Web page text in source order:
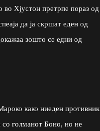
во Хјустон претрпе пораз од
да ја скршат еден од
зошто се едни од
како ниеден противник
голманот Боно, но не